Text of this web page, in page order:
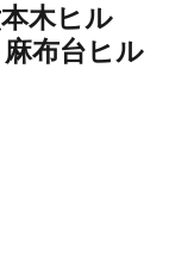
木ヒル
布台ヒル